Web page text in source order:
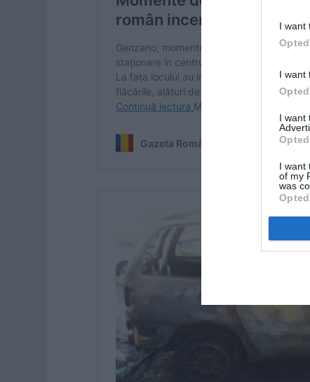
I want
I want
I want
I want
of my
was